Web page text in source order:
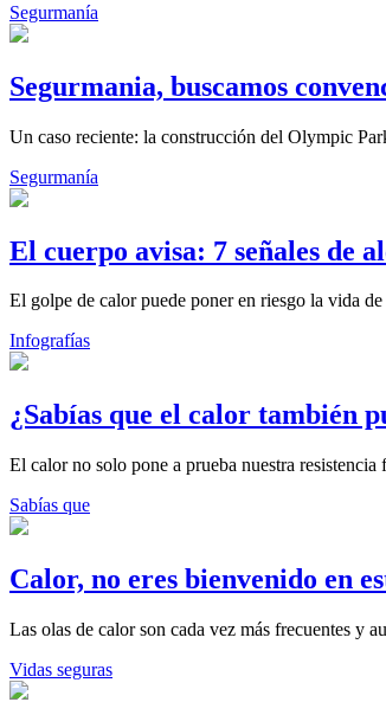
Segurmanía
Segurmania, buscamos
Un caso reciente: la construcción del Olympic
Segurmanía
El cuerpo avisa: 7 señales de
El golpe de calor puede poner en riesgo la vida
Infografías
¿Sabías que el calor también
El calor no solo pone a prueba nuestra
Sabías que
Calor, no eres bienvenido en
Las olas de calor son cada vez más frecuentes y
Vidas seguras